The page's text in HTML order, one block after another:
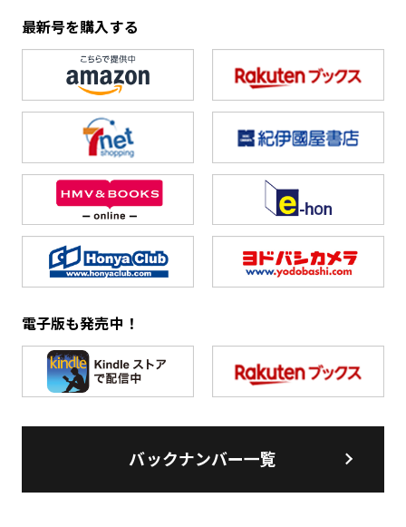
最新号を購入する
電子版も発売中！
バックナンバー一覧